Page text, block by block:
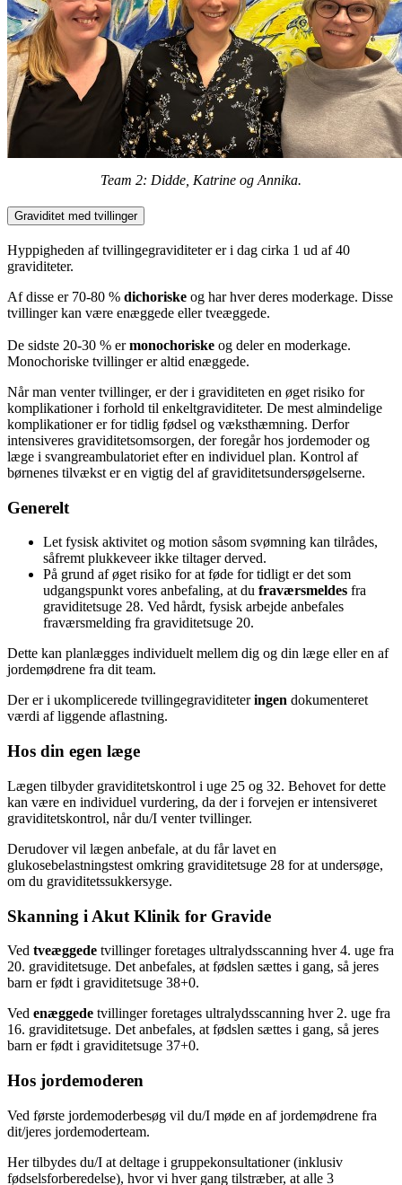
Team 2: Didde, Katrine og Annika.
Graviditet med tvillinger
Hyppigheden af tvillingegraviditeter er i dag cirka 1 ud af 40
graviditeter.
Af disse er 70-80 % dichoriske og har hver deres moderkage. Disse
tvillinger kan være enæggede eller tveæggede.
De sidste 20-30 % ermonochoriske og deler en moderkage.
Monochoriske tvillinger er altid enæggede.
Når man venter tvillinger, er der i graviditeten en øget risiko for
komplikationer i forhold til enkeltgraviditeter. De mest almindelige
komplikationer er for tidlig fødsel og væksthæmning. Derfor
intensiveres graviditetsomsorgen, der foregår hos jordemoder og
læge i svangreambulatoriet efter en individuel plan. Kontrol af
børnenes tilvækst er en vigtig del af graviditetsundersøgelserne.
Generelt
Let fysisk aktivitet og motion såsom svømning kan tilrådes,
såfremt plukkeveer ikke tiltager derved.
På grund af øget risiko for at føde for tidligt er det som
udgangspunkt vores anbefaling, at du fraværsmeldes fra
graviditetsuge 28. Ved hårdt, fysisk arbejde anbefales
fraværsmelding fra graviditetsuge 20.
Dette kan planlægges individuelt mellem dig og din læge eller en af
jordemødrene fra dit team.
Der er i ukomplicerede tvillingegraviditeteringen dokumenteret
værdi af liggende aflastning.
Hos din egen læge
Lægen tilbyder graviditetskontrol i uge 25 og 32. Behovet for dette
kan være en individuel vurdering, da der i forvejen er intensiveret
graviditetskontrol, når du/I venter tvillinger.
Derudover vil lægen anbefale, at du får lavet en
glukosebelastningstest omkring graviditetsuge 28 for at undersøge,
om du graviditetssukkersyge.
Skanning i Akut Klinik for Gravide
Ved tveæggede tvillinger foretages ultralydsscanning hver 4. uge fra
20. graviditetsuge. Det anbefales, at fødslen sættes i gang, så jeres
barn er født i graviditetsuge 38+0.
Ved enæggede tvillinger foretages ultralydsscanning hver 2. uge fra
16. graviditetsuge. Det anbefales, at fødslen sættes i gang, så jeres
barn er født i graviditetsuge 37+0.
Hos jordemoderen
Ved første jordemoderbesøg vil du/I møde en af jordemødrene fra
dit/jeres jordemoderteam.
Her tilbydes du/I at deltage i gruppekonsultationer (inklusiv
fødselsforberedelse), hvor vi hver gang tilstræber, at alle 3